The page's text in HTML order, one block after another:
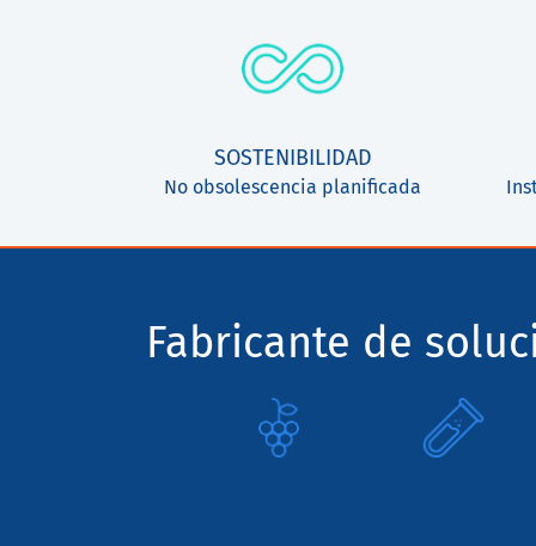
SOSTENIBILIDAD
No obsolescencia planificada
Fabricante de